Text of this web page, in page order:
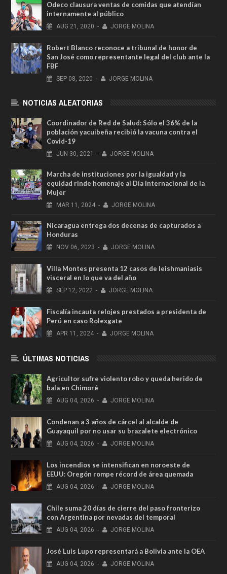
Odeco clausura ventas de comidas que atendían
internamente al público
AUG 21, 2020 - JORGE MOLINA
Robert Blanco reconoce a tribunal de honor de
San José como representante legal del club ante la
FBF
SEP 08, 2020 - JORGE MOLINA
NOTICIAS ALEATORIAS
Coordinador de Red de Salud: Sólo el 36% de la
población yacuibeña recibió la vacuna contra el
Covid-19
JUN 30, 2021 - JORGE MOLINA
Marcha de instituciones por la igualdad y la
equidad rinde homenaje al Día Internacional de la
Mujer
MAR 11, 2024 - JORGE MOLINA
Nicaragua entrega dos decenas de capturados a
Honduras
NOV 06, 2023 - JORGE MOLINA
Villa Montes presenta 12 casos de leishmaniasis
visceral en lo que va del año
SEP 12, 2022 - JORGE MOLINA
Fiscalía incauta relojes prestados a presidenta de
Perú en caso Rolexgate
APR 11, 2024 - JORGE MOLINA
ÚLTIMAS NOTICIAS
Agricultor sufre violento robo y queda herido de
bala en Chimoré
AUG 04, 2026 - JORGE MOLINA
Condenan a 3 años de cárcel al alcalde de
Guayaquil por no usar su brazalete electrónico
AUG 04, 2026 - JORGE MOLINA
Los incendios se intensifican en noroeste de
EEUU: Oregón rompe récord de área quemada
AUG 04, 2026 - JORGE MOLINA
Chile suma 20 días de cierre del paso fronterizo
con Argentina por nevadas del temporal
AUG 04, 2026 - JORGE MOLINA
José Luis Lupo representará a Bolivia ante la OEA
AUG 04, 2026 - JORGE MOLINA